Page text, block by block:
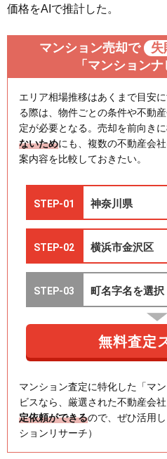
価格をAIで推計した。
マンション売却で 失
「マンション
エリア相場推移はあくまで目安
る際は、物件ごとの条件や不動
定が必要となる。売却を前向き
ないためにも、複数の不動産会
案内容を比較しておきたい。
マンション査定に特化した「マ
ビスなら、厳選された不動産会
定依頼ができるので、ぜひ活用
ションリサーチ）